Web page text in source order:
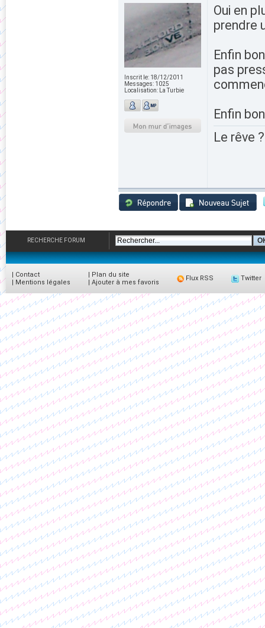
Inscrit le: 18/12/2011
Messages: 1025
Localisation:
La Turbie
Oui en
prendre
Enfin
pas
Enfin
Le rêve
RECHERCHE FORUM
| Contact
| Mentions légales
| Plan du site
| Ajouter à mes favoris
Flux RSS Twitter